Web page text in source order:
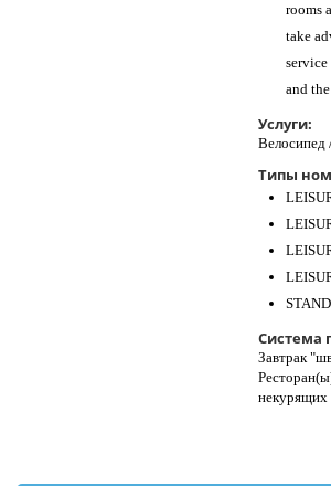
rooms
take
and
Услуги:
Велосипед
Типы
Система
Завтрак
некурящих